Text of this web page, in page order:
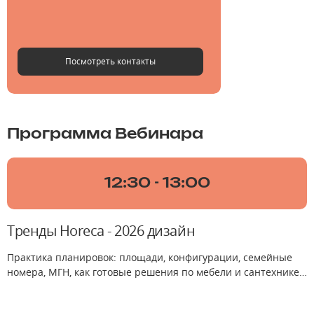
Посмотреть контакты
Программа Вебинара
12:30 - 13:00
Тренды Horeca - 2026 дизайн
Практика планировок: площади, конфигурации, семейные
номера, МГН, как готовые решения по мебели и сантехнике